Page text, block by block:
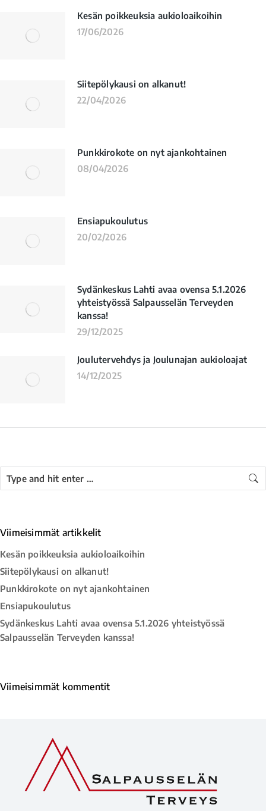
Kesän poikkeuksia aukioloaikoihin
17/06/2026
Siitepölykausi on alkanut!
22/04/2026
Punkkirokote on nyt ajankohtainen
08/04/2026
Ensiapukoulutus
20/02/2026
Sydänkeskus Lahti avaa ovensa 5.1.2026
yhteistyössä Salpausselän Terveyden
kanssa!
29/12/2025
Joulutervehdys ja Joulunajan aukioloajat
14/12/2025
Viimeisimmät artikkelit
Kesän poikkeuksia aukioloaikoihin
Siitepölykausi on alkanut!
Punkkirokote on nyt ajankohtainen
Ensiapukoulutus
Sydänkeskus Lahti avaa ovensa 5.1.2026 yhteistyössä
Salpausselän Terveyden kanssa!
Viimeisimmät kommentit